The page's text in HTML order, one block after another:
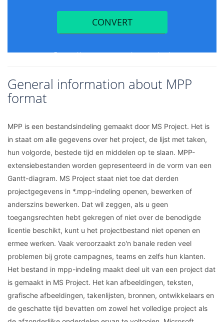
General information about MPP
format
MPP is een bestandsindeling gemaakt door MS Project. Het is
in staat om alle gegevens over het project, de lijst met taken,
hun volgorde, bestede tijd en middelen op te slaan. MPP-
extensiebestanden worden gepresenteerd in de vorm van een
Gantt-diagram. MS Project staat niet toe dat derden
projectgegevens in *.mpp-indeling openen, bewerken of
anderszins bewerken. Dat wil zeggen, als u geen
toegangsrechten hebt gekregen of niet over de benodigde
licentie beschikt, kunt u het projectbestand niet openen en
ermee werken. Vaak veroorzaakt zo'n banale reden veel
problemen bij grote campagnes, teams en zelfs hun klanten.
Het bestand in mpp-indeling maakt deel uit van een project dat
is gemaakt in MS Project. Het kan afbeeldingen, teksten,
grafische afbeeldingen, takenlijsten, bronnen, ontwikkelaars en
de geschatte tijd bevatten om zowel het volledige project als